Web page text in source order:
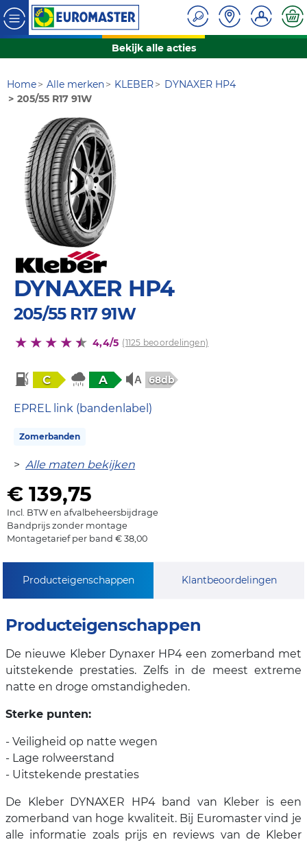
Bekijk alle acties
Home Alle merken KLEBER
DYNAXER HP4
205/55 R17 91W
DYNAXER HP4
205/55 R17 91W
4,4/5 (1125 beoordelingen)
C A 68db
EPREL link (bandenlabel)
Zomerbanden
> Alle maten bekijken
€ 139,75
Incl. BTW en afvalbeheersbijdrage
Bandprijs zonder montage
Montagetarief per band € 38,00
Producteigenschappen Klantbeoordelingen
Producteigenschappen
De nieuwe Kleber Dynaxer HP4 een zomerband met
uitstekende prestaties. Zelfs in de meest extreme
natte en droge omstandigheden.
Sterke punten:
- Veiligheid op natte wegen
- Lage rolweerstand
- Uitstekende prestaties
De Kleber DYNAXER HP4 band van Kleber is een
zomerband van hoge kwaliteit. Bij Euromaster vind je
alle informatie zoals prijs en reviews van de Kleber